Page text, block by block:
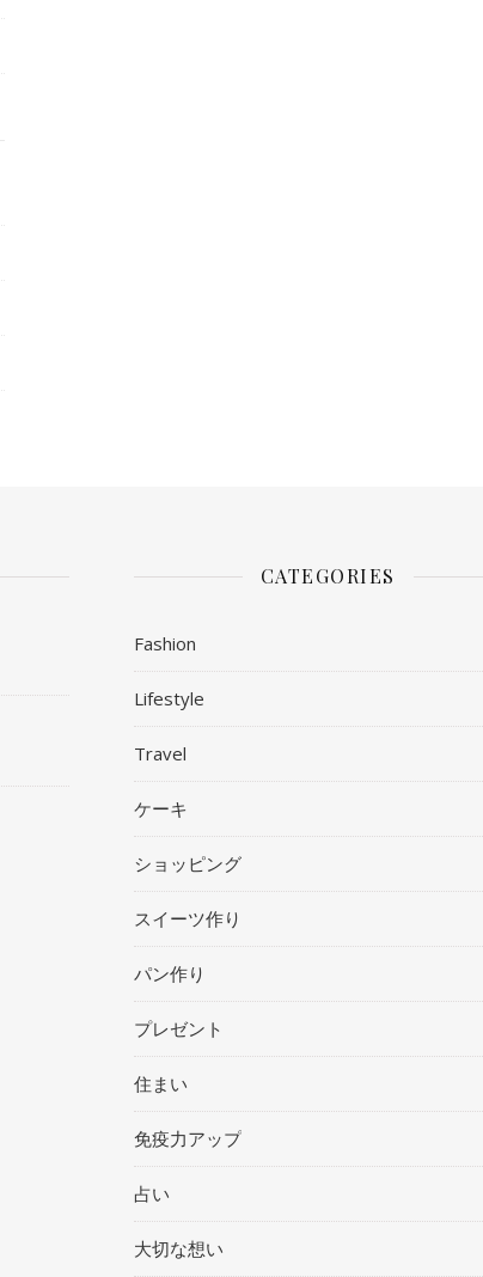
CATEGORIES
Fashion
Lifestyle
Travel
ケーキ
ショッピング
スイーツ作り
パン作り
プレゼント
住まい
免疫力アップ
占い
大切な想い